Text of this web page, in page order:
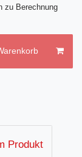
zu Berechnung
Produkt